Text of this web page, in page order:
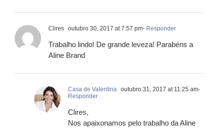
Clires outubro 30, 2017 at 7:57 pm- Responder
Trabalho lindo! De grande leveza! Parabéns a
Aline Brand
Casa de Valentina outubro 31, 2017 at 11:25 am-
Responder
Clires,
Nos apaixonamos pelo trabalho da Aline